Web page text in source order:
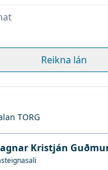
Reikna lán
TORG
Kristján